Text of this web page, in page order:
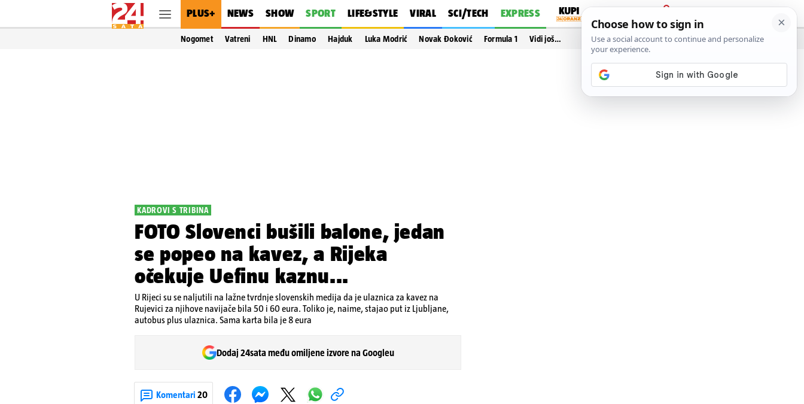
PLUS+ NEWS SHOW SPORT LIFE&STYLE VIRAL SCI/TECH EXPRESS
PRIJAVA
Nogomet Vatreni HNL Dinamo Hajduk Luka Modrić Novak Đoković Formula 1 Vidi još…
KADROVI S TRIBINA
FOTO Slovenci bušili balone, jedan
se popeo na kavez, a Rijeka
očekuje Uefinu kaznu...
U Rijeci su se naljutili na lažne tvrdnje slovenskih medija da je ulaznica za kavez na
Rujevici za njihove navijače bila 50 i 60 eura. Toliko je, naime, stajao put iz Ljubljane,
autobus plus ulaznica. Sama karta bila je 8 eura
Dodaj 24sata među omiljene izvore na Googleu
Komentari 20